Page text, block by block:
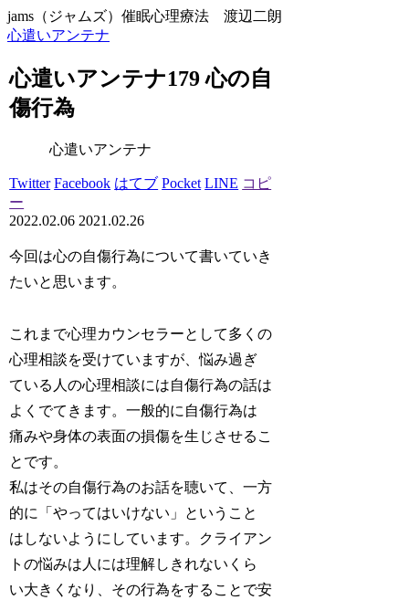
jams（ジャムズ）催眠心理療法 渡辺二朗
心遣いアンテナ
心遣いアンテナ179 心の自
傷行為
心遣いアンテナ
Twitter Facebook はてブ Pocket LINE コピ
ー
2022.02.06 2021.02.26
今回は心の自傷行為について書いていき
たいと思います。
これまで心理カウンセラーとして多くの
心理相談を受けていますが、悩み過ぎ
ている人の心理相談には自傷行為の話は
よくでてきます。一般的に自傷行為は
痛みや身体の表面の損傷を生じさせるこ
とです。
私はその自傷行為のお話を聴いて、一方
的に「やってはいけない」ということ
はしないようにしています。クライアン
トの悩みは人には理解しきれないくら
い大きくなり、その行為をすることで安